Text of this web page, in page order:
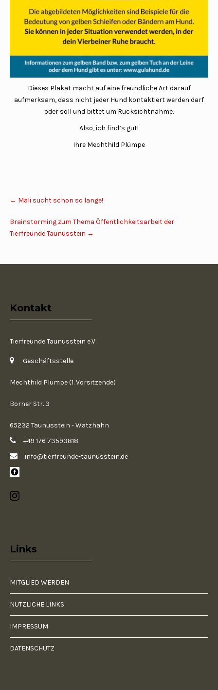
Dieses Plakat macht auf eine freundliche Art darauf
aufmerksam, dass nicht jeder Hund kontaktiert werden darf
oder soll und bittet um Rücksichtnahme.
Also, ich find’s gut!
Ihre Mechthild Plümpe
navigation
← Mali sucht schon so lange!
Brainstorming zum Thema Öffentlichkeitsarbeit der
Tierfreunde Taunusstein →
Kontakt
Tierfreunde Taunusstein e.V.
Geschäftsstelle
Mechthild Plümpe (1. Vorsitzende)
Borner Str. 3
65232 Taunusstein - Watzhahn
+49 176 73593818
info@tierfreunde-taunusstein.de
Links
MITGLIED WERDEN
NÜTZLICHE LINKS
IMPRESSUM
DATENSCHUTZ